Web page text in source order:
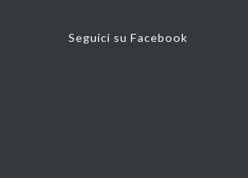
Seguici su Facebook